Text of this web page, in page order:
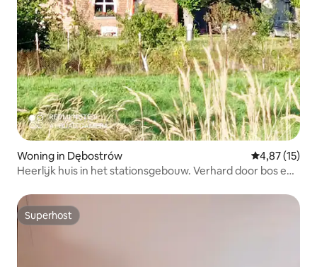
Woning in Dębostrów Gemiddelde
4,87 (15)
Heerlijk huis in het stationsgebouw. Verhard door bos en
Superhost
Superhost